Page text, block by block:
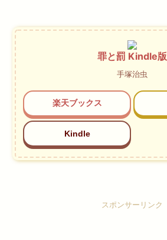
罪と罰 Kindle版
手塚治虫
楽天ブックス
Kindle
スポンサーリンク